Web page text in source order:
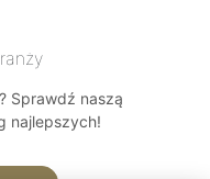
Sprawdź naszą
najlepszych!